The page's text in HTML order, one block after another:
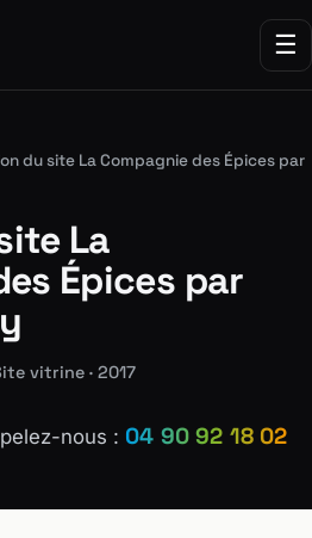
☰
du site La Compagnie des Épices par
La
Épices par
vitrine · 2017
nous : 04 90 92 18 02